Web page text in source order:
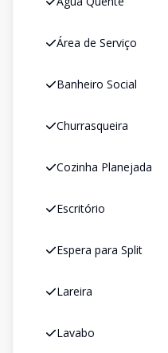
Área de Serviço
Banheiro Social
Churrasqueira
Cozinha Planejada
Escritório
Espera para Split
Lareira
Lavabo